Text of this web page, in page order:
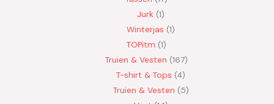
Jurk 1
Winterjas 1
TOPitm 1
Truien & Vesten 167
T-shirt & Tops 4
Truien & Vesten 5